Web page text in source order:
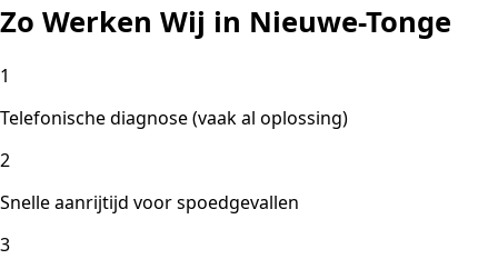
Zo Werken Wij in Nieuwe-Tonge
1
Telefonische diagnose (vaak al oplossing)
2
Snelle aanrijtijd voor spoedgevallen
3